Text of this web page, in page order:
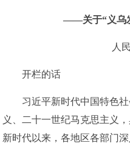
——关于“义乌发
人民
开栏的话
习近平新时代中国特色社
义、二十一世纪马克思主义
新时代以来，各地区各部门